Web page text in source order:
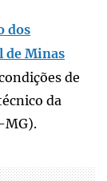
dos
de Minas
de
da
MG).